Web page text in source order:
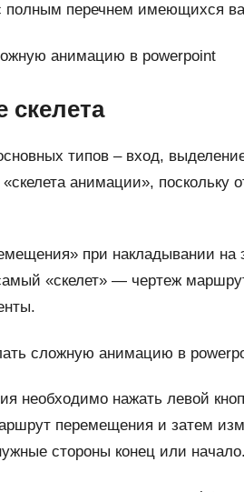
полным перечнем имеющихся
скелета
типов – вход,
анимации», поскольку
при накладывании
«скелет» — чертеж
необходимо нажать левой
перемещения и затем
стороны конец или